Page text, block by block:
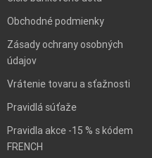
Obchodné podmienky
Zásady ochrany osobných
údajov
Vrátenie tovaru a sťažnosti
Pravidlá súťaže
Pravidla akce -15 % s kódem
FRENCH